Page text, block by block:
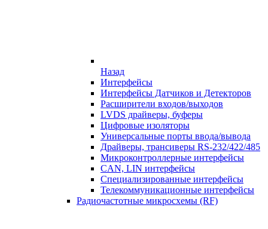
Назад
Интерфейсы
Интерфейсы Датчиков и Детекторов
Расширители входов/выходов
LVDS драйверы, буферы
Цифровые изоляторы
Универсальные порты ввода/вывода
Драйверы, трансиверы RS-232/422/485
Микроконтроллерные интерфейсы
CAN, LIN интерфейсы
Специализированные интерфейсы
Телекоммуникационные интерфейсы
Радиочастотные микросхемы (RF)